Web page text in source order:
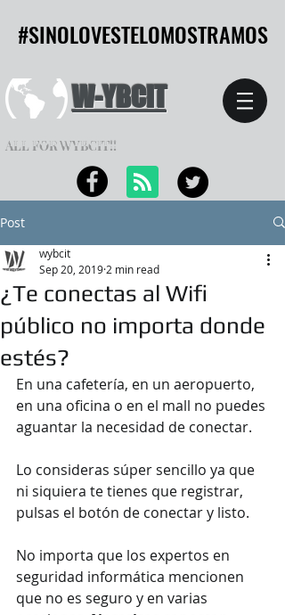
#SINOLOVESTELOMOSTRAMOS
#SINOLOVESTELOMOSTRAMOS
ALL FOR WYBCIT!!
W-YBCIT
Post
¿Te conectas al Wifi
público no importa donde
estés?
wybcit
Sep 20, 2019 2 min read
En una cafetería, en un aeropuerto,
en una oficina o en el mall no puedes
aguantar la necesidad de conectar.
Lo consideras súper sencillo ya que
ni siquiera te tienes que registrar,
pulsas el botón de conectar y listo.
No importa que los expertos en
seguridad informática mencionen
que no es seguro y en varias